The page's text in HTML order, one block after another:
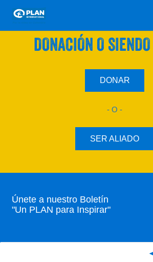
SÚMATE A NUESTRO
DONACIÓN O
DONAR
- O -
SER ALIADO
Únete a nuestro Boletín
"Un PLAN para Inspirar"